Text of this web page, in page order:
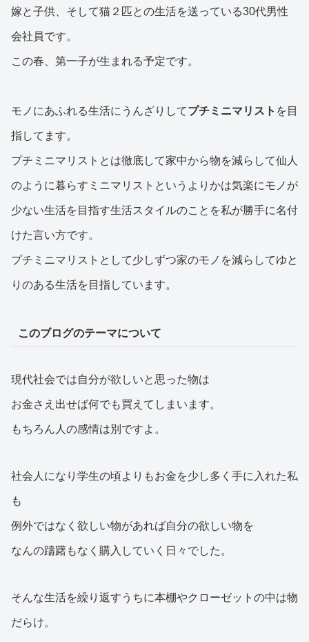
嫁と子供、そして猫２匹との生活を送っている30代男性
会社員です。
この春、第一子が生まれる予定です。
モノにあふれる生活にうんざりしてプチミニマリスト を目
指してます。
プチミニマリストとは徹底して家中から物を減らして仙人
のように暮らすミニマリストというよりかは気楽にモノが
少ない生活を目指す生活スタイルのことを私が勝手に名付
けた言い方です。
プチミニマリストとして少しずつ家のモノを減らしてゆと
りのある生活を目指しています。
このブログのテーマについて
現代社会では自分が欲しいと思った物は
お金さえ出せば何でも買えてしまいます。
もちろん人の感情は別ですよ。
社会人になり学生の頃よりもお金を少し多く手に入れた私
も
例外ではなく欲しい物があれば自分の欲しい物を
なんの躊躇もなく購入していく日々でした。
そんな生活を繰り返すうちに本棚やクローゼットの中は物
だらけ。